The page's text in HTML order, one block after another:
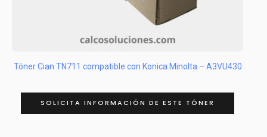
Tóner Cian TN711 compatible con Konica Minolta – A3VU430
SOLICITA INFORMACIÓN DE ESTE TÓNER